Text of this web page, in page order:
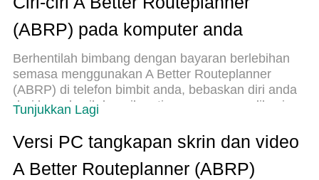
(ABRP) pada komputer anda
Berhentilah bimbang dengan bayaran berlebihan
semasa menggunakan A Better Routeplanner
(ABRP) di telefon bimbit anda, bebaskan diri anda
dari layar kecil dan nikmati penggunaan aplikasi
pada paparan yang jauh lebih besar. Mulai
sekarang, dapatkan pengalaman skrin penuh
aplikasi anda dengan papan kekunci dan tetikus.
MEmu Play semua ciri mengejutkan yang anda
Tunjukkan Lagi
Versi PC tangkapan skrin dan video
A Better Routeplanner (ABRP)